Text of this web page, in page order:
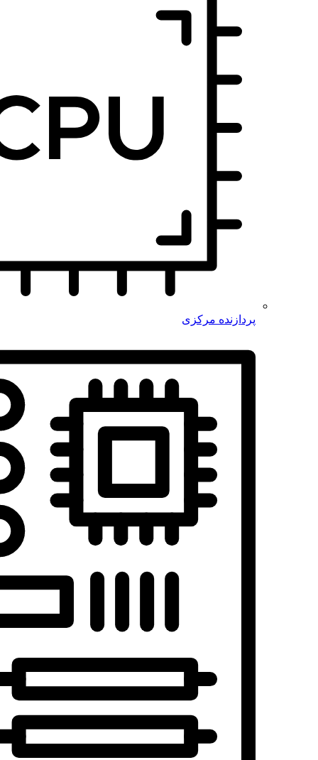
پردازنده مرکزی